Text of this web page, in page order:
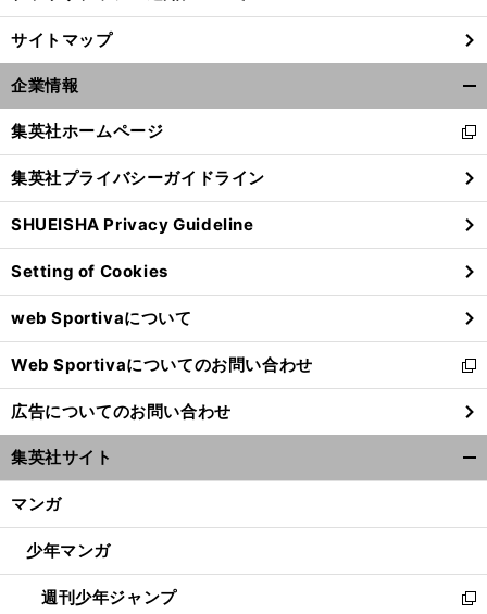
サイトマップ
企業情報
閉
る
集英社ホームページ
新
し
い
ウ
ィ
ン
ド
ウ
で
開
く
集英社プライバシーガイドライン
SHUEISHA Privacy Guideline
Setting of Cookies
web Sportivaについて
Web Sportivaについてのお問い合わせ
新
し
い
ウ
ィ
ン
ウ
開
く
広告についてのお問い合わせ
集英社サイト
マンガ
少年マンガ
週刊少年ジャンプ
新